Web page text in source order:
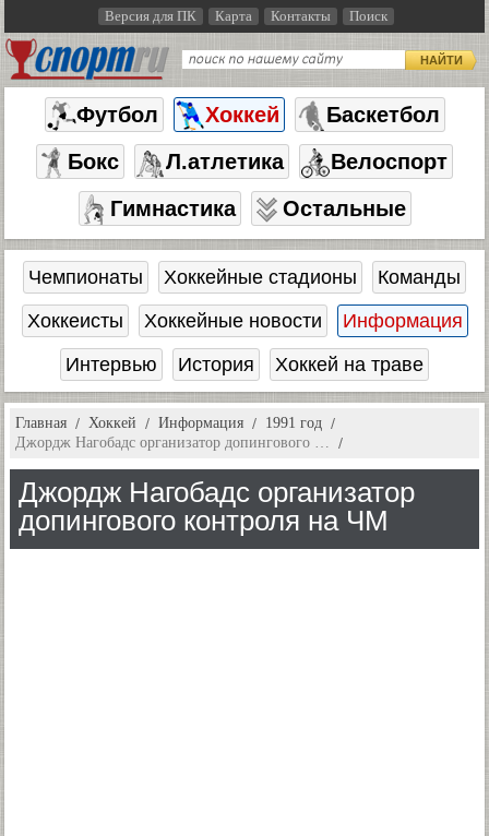
Версия для ПК Карта Контакты Поиск
НАЙТИ
Футбол Хоккей
Баскетбол
Бокс
Л.атлетика
Велоспорт
Гимнастика
Остальные
Чемпионаты Хоккейные стадионы
Команды
Хоккеисты
Хоккейные новости
Информация
Интервью
История Хоккей на траве
Главная Хоккей Информация
1991 год
Джордж Нагобадс организатор допингового …
Джордж Нагобадс организатор
допингового контроля на ЧМ